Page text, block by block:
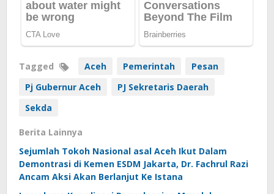
Tagged Aceh Pemerintah
Pesan
Pj Gubernur Aceh
PJ Sekretaris Daerah
Sekda
Berita Lainnya
Sejumlah Tokoh Nasional asal Aceh Ikut Dalam
Demontrasi di Kemen ESDM Jakarta, Dr. Fachrul Razi
Ancam Aksi Akan Berlanjut Ke Istana